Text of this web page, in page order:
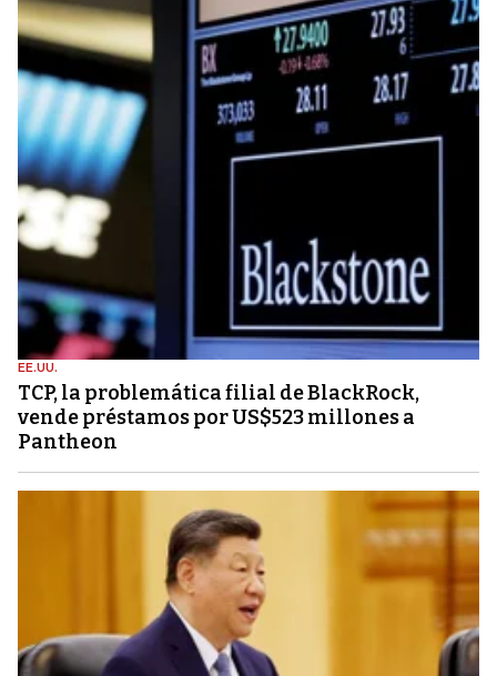
EE.UU.
TCP, la problemática filial de BlackRock,
vende préstamos por US$523 millones a
Pantheon